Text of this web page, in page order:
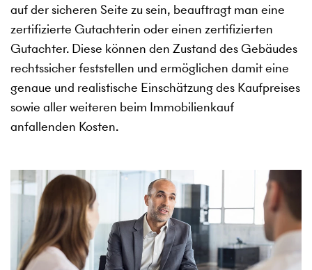
auf der sicheren Seite zu sein, beauftragt man eine
zertifizierte Gutachterin oder einen zertifizierten
Gutachter. Diese können den Zustand des Gebäudes
rechtssicher feststellen und ermöglichen damit eine
genaue und realistische Einschätzung des Kaufpreises
sowie aller weiteren beim Immobilienkauf
anfallenden Kosten.